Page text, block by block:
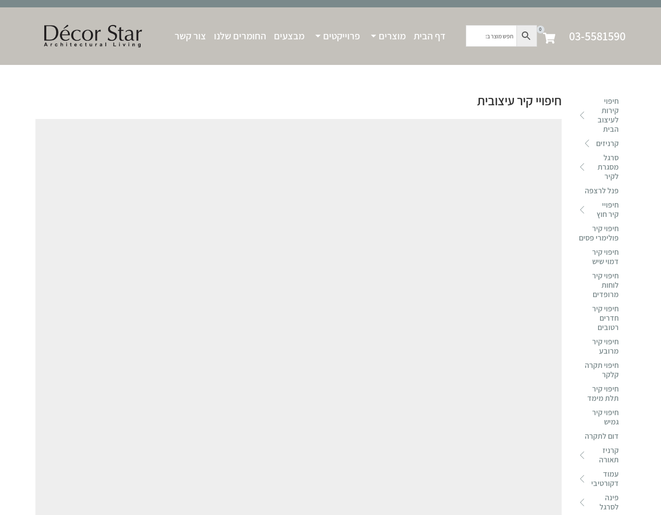
03-5581590
0
דף הבית מוצרים פרוייקטים מבצעים החומרים שלנו צור קשר
חיפוי
קירות
לעיצוב
הבית
קרניזים
סרגל
מסגרת
לקיר
פנל לרצפה
חיפויי
קיר חוץ
חיפוי קיר
פולימרי פסים
חיפוי קיר
דמוי שיש
חיפוי קיר
לוחות
מרופדים
חיפוי קיר
חדרים
רטובים
חיפוי קיר
מרובע
חיפוי תקרה
קלקר
חיפוי קיר
תלת מימד
חיפוי קיר
גמיש
דום לתקרה
קרניז
תאורה
עמוד
דקורטיבי
פינה
לסרגל
חיפויי קיר עיצובית